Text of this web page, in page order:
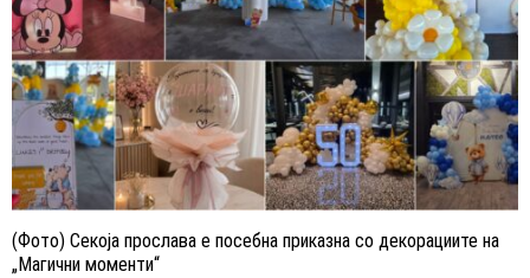
(Фото) Секоја прослава е посебна приказна со декорациите на
„Магични моменти“